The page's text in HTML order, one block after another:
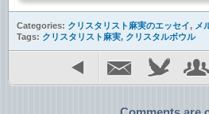
Categories: クリスタリスト麻実のエッセイ, メ
Tags: クリスタリスト麻実, クリスタルボウル